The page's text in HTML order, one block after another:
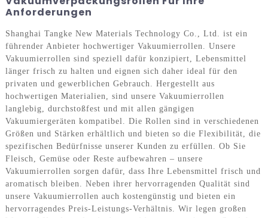
Anforderungen
Shanghai Tangke New Materials Technology Co., Ltd. ist ein
führender Anbieter hochwertiger Vakuumierrollen. Unsere
Vakuumierrollen sind speziell dafür konzipiert, Lebensmittel
länger frisch zu halten und eignen sich daher ideal für den
privaten und gewerblichen Gebrauch. Hergestellt aus
hochwertigen Materialien, sind unsere Vakuumierrollen
langlebig, durchstoßfest und mit allen gängigen
Vakuumiergeräten kompatibel. Die Rollen sind in verschiedenen
Größen und Stärken erhältlich und bieten so die Flexibilität, die
spezifischen Bedürfnisse unserer Kunden zu erfüllen. Ob Sie
Fleisch, Gemüse oder Reste aufbewahren – unsere
Vakuumierrollen sorgen dafür, dass Ihre Lebensmittel frisch und
aromatisch bleiben. Neben ihrer hervorragenden Qualität sind
unsere Vakuumierrollen auch kostengünstig und bieten ein
hervorragendes Preis-Leistungs-Verhältnis. Wir legen großen